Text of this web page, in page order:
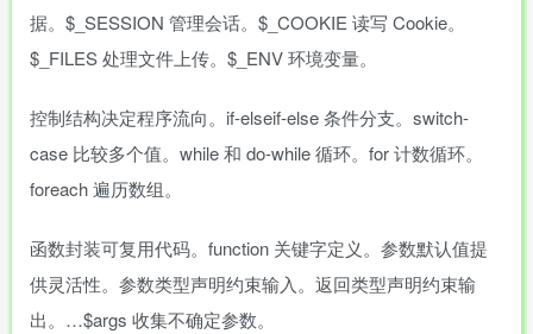
据。$_SESSION 管理会话。$_COOKIE 读写 Cookie。
$_FILES 处理文件上传。$_ENV 环境变量。
控制结构决定程序流向。if-elseif-else 条件分支。switch-
case 比较多个值。while 和 do-while 循环。for 计数循环。
foreach 遍历数组。
函数封装可复用代码。function 关键字定义。参数默认值提
供灵活性。参数类型声明约束输入。返回类型声明约束输
出。…$args 收集不确定参数。